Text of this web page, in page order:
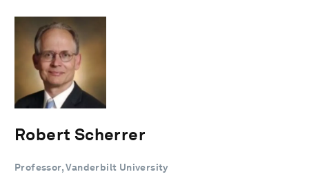
Robert Scherrer
Professor, Vanderbilt University